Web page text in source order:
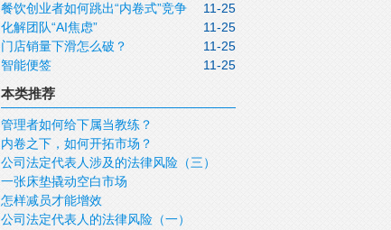
11-25
餐饮创业者如何跳出“内卷式”竞争
11-25
化解团队“AI焦虑”
11-25
门店销量下滑怎么破？
11-25
智能便签
本类推荐
管理者如何给下属当教练？
内卷之下，如何开拓市场？
公司法定代表人涉及的法律风险（三）
一张床垫撬动空白市场
怎样减员才能增效
公司法定代表人的法律风险（一）